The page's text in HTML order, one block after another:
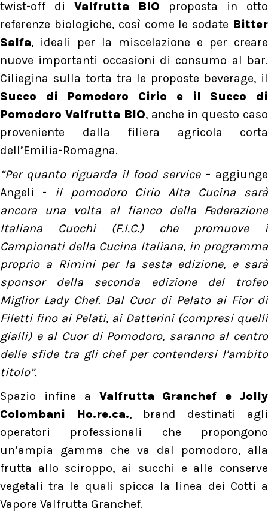
twist-off di Valfrutta BIO proposta in otto
referenze biologiche, così come le sodate Bitter
Salfa, ideali per la miscelazione e per creare
nuove importanti occasioni di consumo al bar.
Ciliegina sulla torta tra le proposte beverage, il
Succo di Pomodoro Cirio e il Succo di
Pomodoro Valfrutta BIO, anche in questo caso
proveniente dalla filiera agricola corta
dell’Emilia-Romagna.
“Per quanto riguarda il food service– aggiunge
Angeli - il pomodoro Cirio Alta Cucina sarà
ancora una volta al fianco della Federazione
Italiana Cuochi (F.I.C.) che promuove i
Campionati della Cucina Italiana, in programma
proprio a Rimini per la sesta edizione, e sarà
sponsor della seconda edizione del trofeo
Miglior Lady Chef. Dal Cuor di Pelato ai Fior di
Filetti fino ai Pelati, ai Datterini (compresi quelli
gialli) e al Cuor di Pomodoro, saranno al centro
delle sfide tra gli chef per contendersi l’ambito
titolo”.
Spazio infine a Valfrutta Granchef e Jolly
Colombani Ho.re.ca., brand destinati agli
operatori professionali che propongono
un’ampia gamma che va dal pomodoro, alla
frutta allo sciroppo, ai succhi e alle conserve
vegetali tra le quali spicca la linea dei Cotti a
Vapore Valfrutta Granchef.